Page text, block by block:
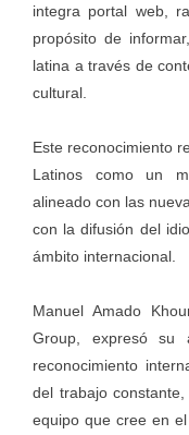
integra portal web,
propósito de
latina a través de
cultural.
Este reconocimiento
Latinos como un
alineado con las
con la difusión del
ámbito internacional.
Manuel Amado
Group, expresó su
reconocimiento
del trabajo
equipo que cree en